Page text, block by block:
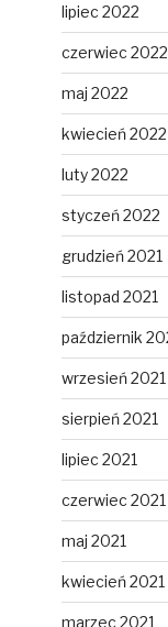
lipiec 2022
czerwiec 2022
maj 2022
kwiecień 2022
luty 2022
styczeń 2022
grudzień 2021
listopad 2021
październik
wrzesień 2021
sierpień 2021
lipiec 2021
czerwiec 2021
maj 2021
kwiecień 2021
marzec 2021